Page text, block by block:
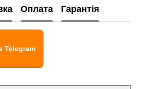
Оплата Гарантія
Telegram